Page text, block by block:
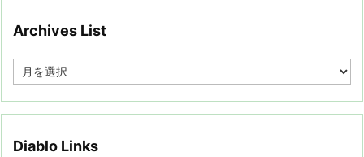
Archives List
e
Diablo Links